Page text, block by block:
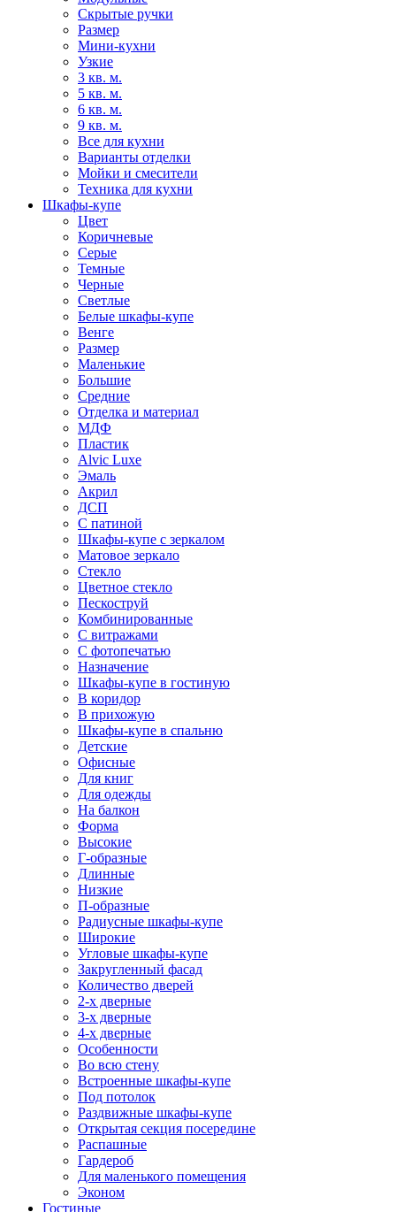
Скрытые ручки
Размер
Мини-кухни
Узкие
3 кв. м.
5 кв. м.
6 кв. м.
9 кв. м.
Все для кухни
Варианты отделки
Мойки и смесители
Техника для кухни
Шкафы-купе
Цвет
Коричневые
Серые
Темные
Черные
Светлые
Белые шкафы-купе
Венге
Размер
Маленькие
Большие
Средние
Отделка и материал
МДФ
Пластик
Alvic Luxe
Эмаль
Акрил
ДСП
С патиной
Шкафы-купе с зеркалом
Матовое зеркало
Стекло
Цветное стекло
Пескоструй
Комбинированные
С витражами
С фотопечатью
Назначение
Шкафы-купе в гостиную
В коридор
В прихожую
Шкафы-купе в спальню
Детские
Офисные
Для книг
Для одежды
На балкон
Форма
Высокие
Г-образные
Длинные
Низкие
П-образные
Радиусные шкафы-купе
Широкие
Угловые шкафы-купе
Закругленный фасад
Количество дверей
2-х дверные
3-х дверные
4-х дверные
Особенности
Во всю стену
Встроенные шкафы-купе
Под потолок
Раздвижные шкафы-купе
Открытая секция посередине
Распашные
Гардероб
Для маленького помещения
Эконом
Гостиные